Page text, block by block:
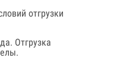
отгрузки
Отгрузка